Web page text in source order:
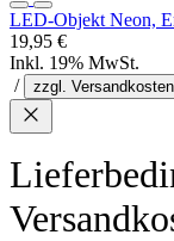
LED-Objekt Neon,
19,95 €
Inkl. 19% MwSt.
/
zzgl. Versandkosten